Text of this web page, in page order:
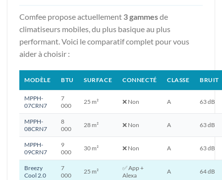
Comfee propose actuellement 3 gammesde
climatiseurs mobiles, du plus basique au plus
performant. Voici le comparatif complet pour vous
aider à choisir :
MODÈLE BTU SURFACE CONNECTÉ CLASSE BRUIT
MPPH-
07CRN7
7
000
25 m² ❌ Non A 63 dB
MPPH-
08CRN7
8
000
28 m² ❌ Non A 63 dB
MPPH-
09CRN7
9
000
30 m² ❌ Non A 63 dB
Breezy
Cool 2.0
7
000
25 m²
✅ App +
Alexa
A 64 dB